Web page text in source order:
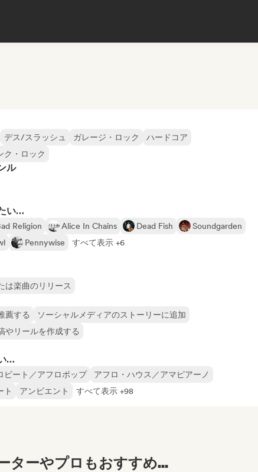
デス/スラッシュ ガレージ・ロック
ハードコア
ク・ロック
ル
い…
Religion Alice In Chains Dead Fish
Soundgarden
Pennywise すべて表示 +6
は楽曲のリリース
薦する
ソーシャルメディアのストーリーに追加
やリールを作成する
…
ビート／アフロポップ
アフロ・ハウス／アマピアーノ
ト アンビエント すべて表示 +98
ターやプロもおすすめ...